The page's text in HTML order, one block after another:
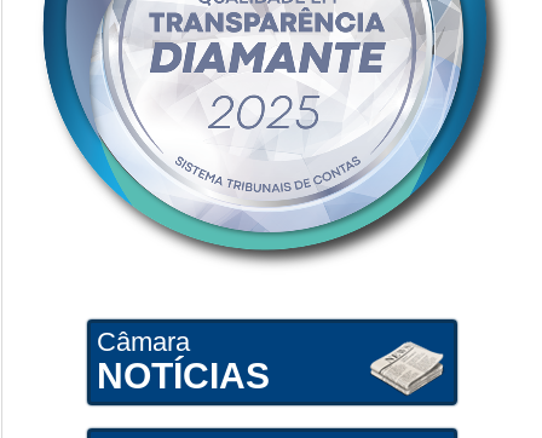
Câmara
NOTÍCIAS